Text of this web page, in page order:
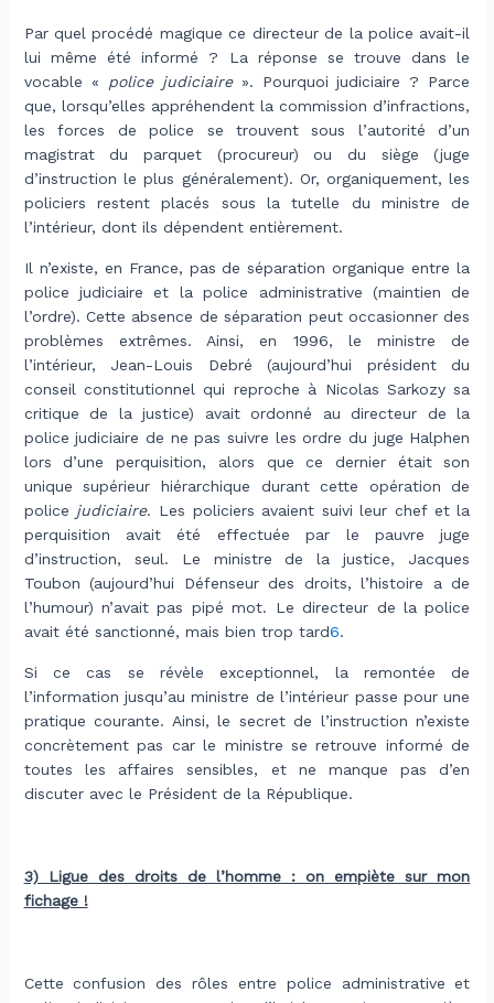
Par quel procédé magique ce directeur de la police avait-il
lui même été informé ? La réponse se trouve dans le
vocable « police judiciaire». Pourquoi judiciaire ? Parce
que, lorsqu’elles appréhendent la commission d’infractions,
les forces de police se trouvent sous l’autorité d’un
magistrat du parquet (procureur) ou du siège (juge
d’instruction le plus généralement). Or, organiquement, les
policiers restent placés sous la tutelle du ministre de
l’intérieur, dont ils dépendent entièrement.
Il n’existe, en France, pas de séparation organique entre la
police judiciaire et la police administrative (maintien de
l’ordre). Cette absence de séparation peut occasionner des
problèmes extrêmes. Ainsi, en 1996, le ministre de
l’intérieur, Jean-Louis Debré (aujourd’hui président du
conseil constitutionnel qui reproche à Nicolas Sarkozy sa
critique de la justice) avait ordonné au directeur de la
police judiciaire de ne pas suivre les ordre du juge Halphen
lors d’une perquisition, alors que ce dernier était son
unique supérieur hiérarchique durant cette opération de
police judiciaire. Les policiers avaient suivi leur chef et la
perquisition avait été effectuée par le pauvre juge
d’instruction, seul. Le ministre de la justice, Jacques
Toubon (aujourd’hui Défenseur des droits, l’histoire a de
l’humour) n’avait pas pipé mot. Le directeur de la police
avait été sanctionné, mais bien trop tard6.
Si ce cas se révèle exceptionnel, la remontée de
l’information jusqu’au ministre de l’intérieur passe pour une
pratique courante. Ainsi, le secret de l’instruction n’existe
concrètement pas car le ministre se retrouve informé de
toutes les affaires sensibles, et ne manque pas d’en
discuter avec le Président de la République.
3) Ligue des droits de l’homme : on empiète sur mon
fichage !
Cette confusion des rôles entre police administrative et